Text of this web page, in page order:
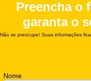
Preencha o
garanta o
Não se preocupe! Suas informações
Nome